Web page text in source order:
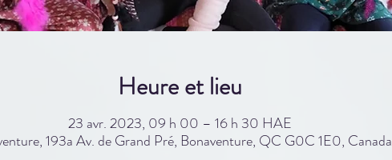
Heure et lieu
23 avr. 2023, 09 h 00 – 16 h 30 HAE
193a Av. de Grand Pré, Bonaventure, QC G0C 1E0, Canada